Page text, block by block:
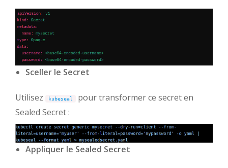
Sceller le Secret
Utilisez kubeseal
pour transformer ce secret en
Sealed Secret :
Appliquer le Sealed Secret